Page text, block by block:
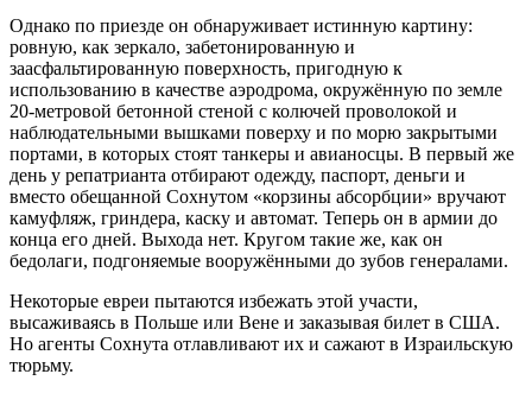
Однако по приезде он обнаруживает истинную картину:
ровную, как зеркало, забетонированную и
заасфальтированную поверхность, пригодную к
использованию в качестве аэродрома, окружённую по земле
20-метровой бетонной стеной с колючей проволокой и
наблюдательными вышками поверху и по морю закрытыми
портами, в которых стоят танкеры и авианосцы. В первый же
день у репатрианта отбирают одежду, паспорт, деньги и
вместо обещанной Сохнутом «корзины абсорбции» вручают
камуфляж, гриндера, каску и автомат. Теперь он в армии до
конца его дней. Выхода нет. Кругом такие же, как он
бедолаги, подгоняемые вооружёнными до зубов генералами.
Некоторые евреи пытаются избежать этой участи,
высаживаясь в Польше или Вене и заказывая билет в США.
Но агенты Сохнута отлавливают их и сажают в Израильскую
тюрьму.